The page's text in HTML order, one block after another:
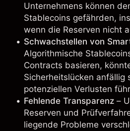
Unternehmens können
Stablecoins gefährden,
wenn die Reserven nicht
Schwachstellen von
Algorithmische
Contracts basieren,
Sicherheitslücken anfällig
potenziellen Verlusten
Fehlende Transparenz –
Reserven und
liegende Probleme